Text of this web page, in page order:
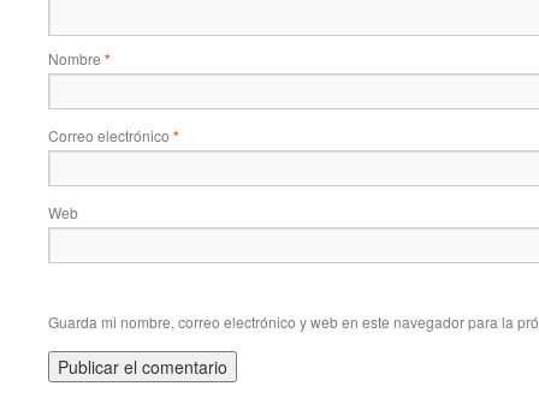
Nombre *
Correo electrónico *
Web
Guarda mi nombre, correo electrónico y web en este navegador para la